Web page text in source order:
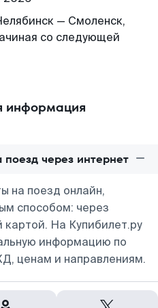
— Смоленск,
со следующей
информация
через интернет
на поезд онлайн,
способом: через
картой. На Купибилет.ру
информацию по
ценам и направлениям.